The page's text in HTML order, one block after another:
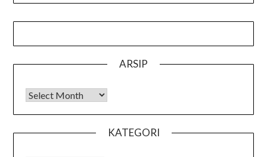
ARSIP
Arsip
KATEGORI